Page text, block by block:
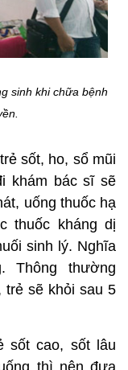
sinh khi chữa bệnh
sốt, ho, sổ mũi
khám bác sĩ sẽ
uống thuốc hạ
thuốc kháng dị
sinh lý. Nghĩa
Thông thường
trẻ sẽ khỏi sau 5
sốt cao, sốt lâu
thì nên đưa